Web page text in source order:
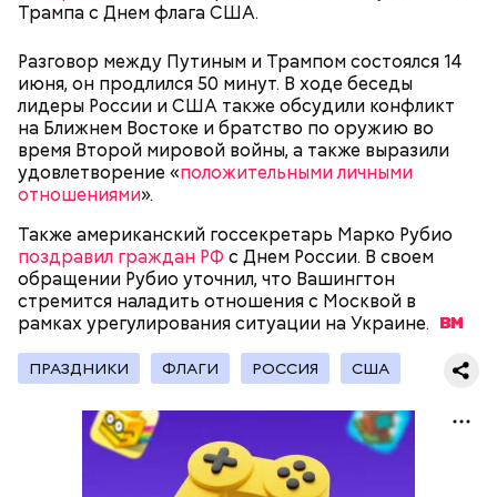
Трампа с Днем флага США.
Разговор между Путиным и Трампом состоялся 14
июня, он продлился 50 минут. В ходе беседы
лидеры России и США также обсудили конфликт
на Ближнем Востоке и братство по оружию во
время Второй мировой войны, а также выразили
удовлетворение «положительными личными
отношениями».
Также американский госсекретарь Марко Рубио
поздравил граждан РФ с Днем России. В своем
обращении Рубио уточнил, что Вашингтон
стремится наладить отношения с Москвой в
рамках урегулирования ситуации наУкраине.
ПРАЗДНИКИ ФЛАГИ РОССИЯ США
Стив Балмер
В 1945 году женщина устроилась в больницу в
где трудилась 28 лет. В конце 1970-х она поступила
в монастырь в Савойе, а в 2009 году в возрасте 105
лет перешла в другой монастырь в Тулоне. Однако
в 2010-х годах она была слепой и прикованной к
инвалидному креслу, из-за чего была вынуждена
переехать в дом престарелых. В 2021 году Рандон
Сара Носс (119 лет)